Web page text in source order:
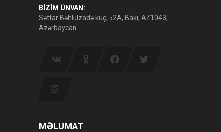
BİZİM ÜNVAN:
Səttar Bəhlulzadə küç, 52A, Bakı, AZ1043,
Azərbaycan.
MƏLUMAT